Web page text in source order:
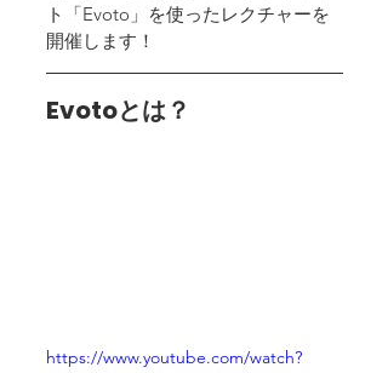
ト「Evoto」を使ったレクチャーを
開催します！
Evotoとは？
https://www.youtube.com/watch?